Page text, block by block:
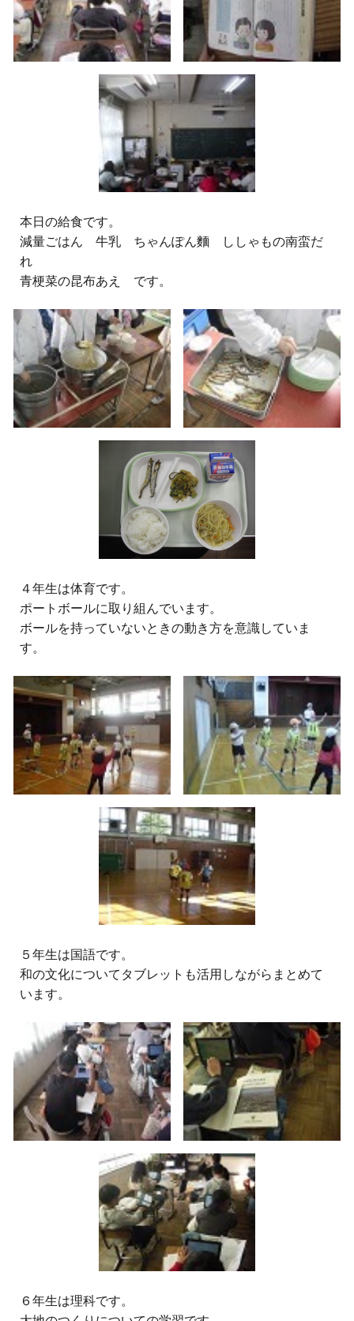
本日の給食です。
減量ごはん 牛乳 ちゃんぽん麵 ししゃもの南蛮だ
れ
青梗菜の昆布あえ です。
４年生は体育です。
ポートボールに取り組んでいます。
ボールを持っていないときの動き方を意識していま
す。
５年生は国語です。
和の文化についてタブレットも活用しながらまとめて
います。
６年生は理科です。